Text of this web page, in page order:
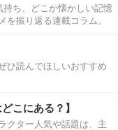
持ち、どこか懐かしい記憶
振り返る連載コラム。
ひ読んでほしいおすすめ
こにある？】
クター人気や話題は、主